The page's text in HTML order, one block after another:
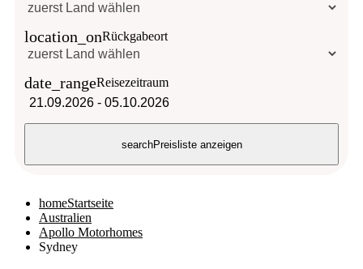
location_onRückgabeort
date_rangeReisezeitraum
21.09.2026 - 05.10.2026
searchPreisliste anzeigen
homeStartseite
Australien
Apollo Motorhomes
Sydney